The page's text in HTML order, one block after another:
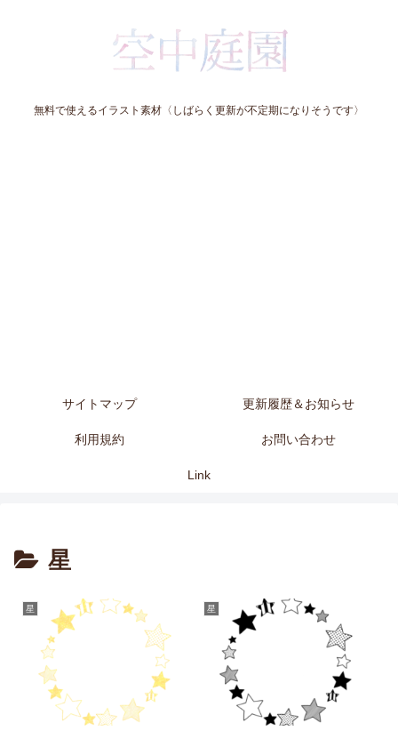
無料で使えるイラスト素材〈しばらく更新が不定期になりそうです〉
サイトマップ 更新履歴＆お知らせ
利用規約 お問い合わせ
Link
星
星 星